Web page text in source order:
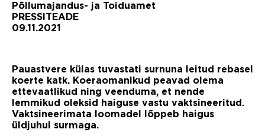
Põllumajandus- ja Toiduamet
PRESSITEADE
09.11.2021
Pauastvere külas tuvastati surnuna leitud rebasel
koerte katk. Koeraomanikud peavad olema
ettevaatlikud ning veenduma, et nende
lemmikud oleksid haiguse vastu vaktsineeritud.
Vaktsineerimata loomadel lõppeb haigus
üldjuhul surmaga.